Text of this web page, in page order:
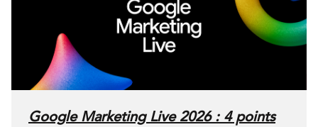
Google Marketing Live 2026 : 4 points